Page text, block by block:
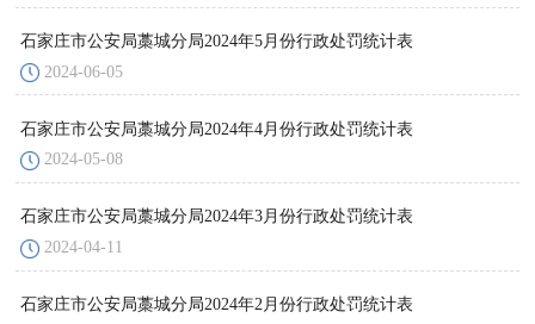
石家庄市公安局藁城分局2024年5月份行政处罚统计表
2024-06-05
石家庄市公安局藁城分局2024年4月份行政处罚统计表
2024-05-08
石家庄市公安局藁城分局2024年3月份行政处罚统计表
2024-04-11
石家庄市公安局藁城分局2024年2月份行政处罚统计表